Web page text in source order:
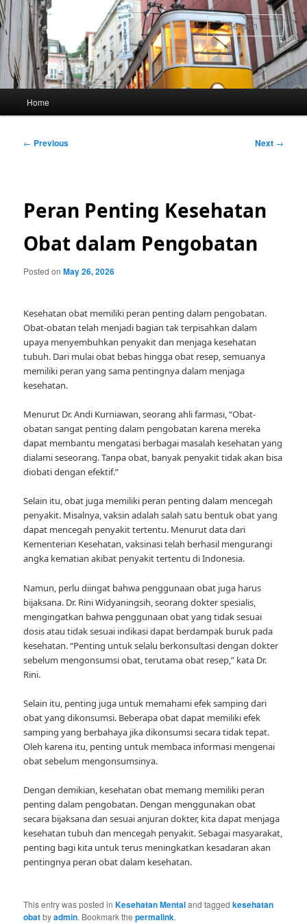
Skip
to
primary
content
Home
Post
← Previous Next →
Peran Penting Kesehatan
Obat dalam Pengobatan
Posted onMay 26, 2026
Kesehatan obat memiliki peran penting dalam pengobatan.
Obat-obatan telah menjadi bagian tak terpisahkan dalam
upaya menyembuhkan penyakit dan menjaga kesehatan
tubuh. Dari mulai obat bebas hingga obat resep, semuanya
memiliki peran yang sama pentingnya dalam menjaga
kesehatan.
Menurut Dr. Andi Kurniawan, seorang ahli farmasi, “Obat-
obatan sangat penting dalam pengobatan karena mereka
dapat membantu mengatasi berbagai masalah kesehatan yang
dialami seseorang. Tanpa obat, banyak penyakit tidak akan bisa
diobati dengan efektif.”
Selain itu, obat juga memiliki peran penting dalam mencegah
penyakit. Misalnya, vaksin adalah salah satu bentuk obat yang
dapat mencegah penyakit tertentu. Menurut data dari
Kementerian Kesehatan, vaksinasi telah berhasil mengurangi
angka kematian akibat penyakit tertentu di Indonesia.
Namun, perlu diingat bahwa penggunaan obat juga harus
bijaksana. Dr. Rini Widyaningsih, seorang dokter spesialis,
mengingatkan bahwa penggunaan obat yang tidak sesuai
dosis atau tidak sesuai indikasi dapat berdampak buruk pada
kesehatan. “Penting untuk selalu berkonsultasi dengan dokter
sebelum mengonsumsi obat, terutama obat resep,” kata Dr.
Rini.
Selain itu, penting juga untuk memahami efek samping dari
obat yang dikonsumsi. Beberapa obat dapat memiliki efek
samping yang berbahaya jika dikonsumsi secara tidak tepat.
Oleh karena itu, penting untuk membaca informasi mengenai
obat sebelum mengonsumsinya.
Dengan demikian, kesehatan obat memang memiliki peran
penting dalam pengobatan. Dengan menggunakan obat
secara bijaksana dan sesuai anjuran dokter, kita dapat menjaga
kesehatan tubuh dan mencegah penyakit. Sebagai masyarakat,
penting bagi kita untuk terus meningkatkan kesadaran akan
pentingnya peran obat dalam kesehatan.
This entry was posted inKesehatan Mentaland taggedkesehatan
obatbyadmin. Bookmark thepermalink.